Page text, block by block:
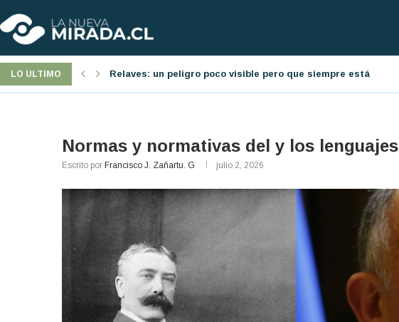
LO ULTIMO
presente Jornada laboral: una nueva reforma pro-empresarial
Normas y normativas del y los lenguajes
Escrito por Francisco J. Zañartu. G julio 2, 2026